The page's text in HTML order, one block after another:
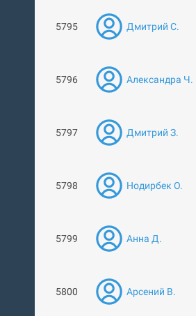
5795 Дмитрий С.
5796 Александра Ч.
5797 Дмитрий З.
5798 Нодирбек О.
5799 Анна Д.
5800 Арсений В.